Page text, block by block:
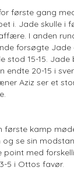
første gang
i. Jade skulle i
I anden
forsøgte
stod 15-15.
endte 20-15 i
Aziz ser et
første kamp
og se sin
point med
5 i Ottos favør.